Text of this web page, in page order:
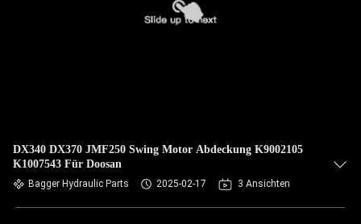
DX340 DX370 JMF250 Swing Motor Abdeckung K9002105
K1007543 Für Doosan
Bagger Hydraulic Parts 2025-02-17 3 Ansichten